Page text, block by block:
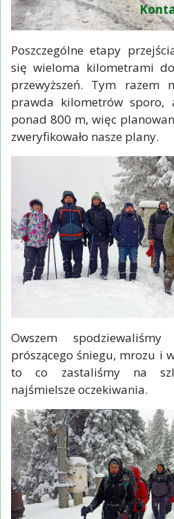
Poszczególne etapy
się wieloma kilometrami
przewyższeń. Tym razem
prawda kilometrów sporo,
ponad 800 m, więc
zweryfikowało nasze plany.
Owszem
prószącego śniegu, mrozu i
to co zastaliśmy na
najśmielsze oczekiwania.